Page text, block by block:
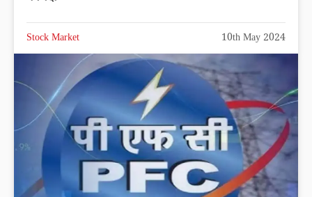
Stock Market 10th May 2024